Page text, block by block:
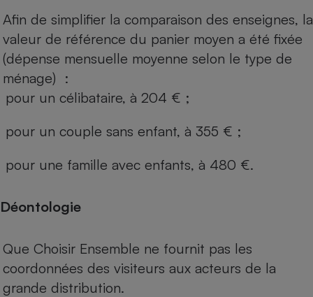
Afin de simplifier la comparaison des enseignes, la
valeur de référence du panier moyen a été fixée
(dépense mensuelle moyenne selon le type de
ménage) :
pour un célibataire, à 204 € ;
pour un couple sans enfant, à 355 € ;
pour une famille avec enfants, à 480 €.
Déontologie
Que Choisir Ensemble ne fournit pas les
coordonnées des visiteurs aux acteurs de la
grande distribution.